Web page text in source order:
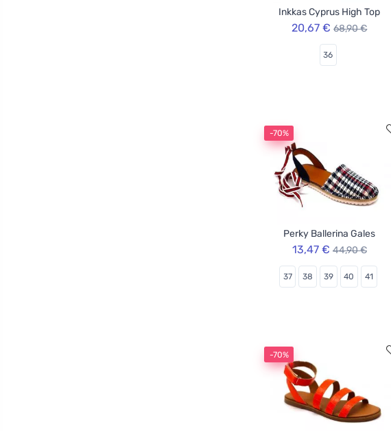
Inkkas Cyprus High Top
20,67 € 68,90 €
36
-70%
Perky Ballerina Gales
13,47 € 44,90 €
37 38 39 40 41
-70%